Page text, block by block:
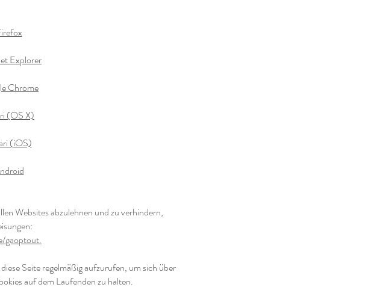
Explorer
Chrome
(OS X)
(iOS)
Websites abzulehnen und zu verhindern,
gaoptout.
Seite regelmäßig aufzurufen, um sich über
auf dem Laufenden zu halten.